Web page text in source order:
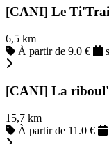
[CANI] Le
6,5 km
À partir de 9.0 €
[CANI] La
15,7 km
À partir de 11.0 €